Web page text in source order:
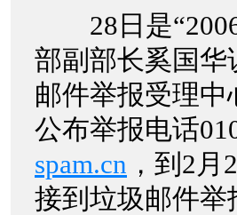
28日是“2006
部副部长奚国华
邮件举报受理中
公布举报电话
spam.cn ，到2
接到垃圾邮件举